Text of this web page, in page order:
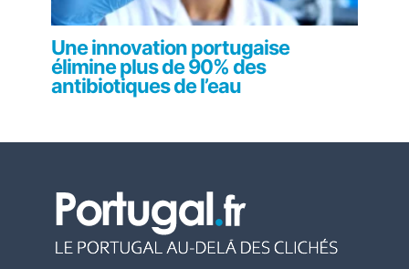
Une innovation portugaise
élimine plus de 90% des
antibiotiques de l’eau